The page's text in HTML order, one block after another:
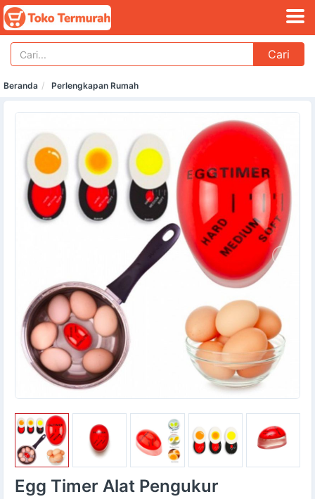
Cari
Beranda Perlengkapan Rumah
Egg Timer Alat Pengukur